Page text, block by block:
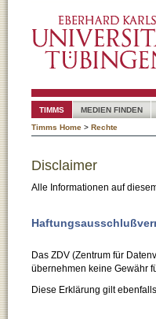
TIMMS MEDIEN FINDEN
Timms Home > Rechte
Disclaimer
Alle Informationen auf
Das ZDV (Zentrum für
übernehmen keine Gewähr
Diese Erklärung gilt